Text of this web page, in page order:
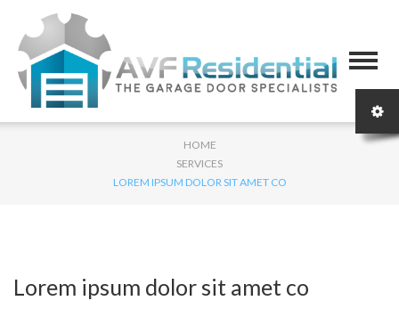
HOME
SERVICES
LOREM IPSUM DOLOR SIT AMET CO
Lorem ipsum dolor sit amet co